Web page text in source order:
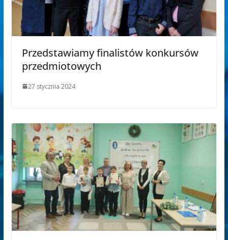
Przedstawiamy finalistów konkursów
przedmiotowych
27 stycznia 2024